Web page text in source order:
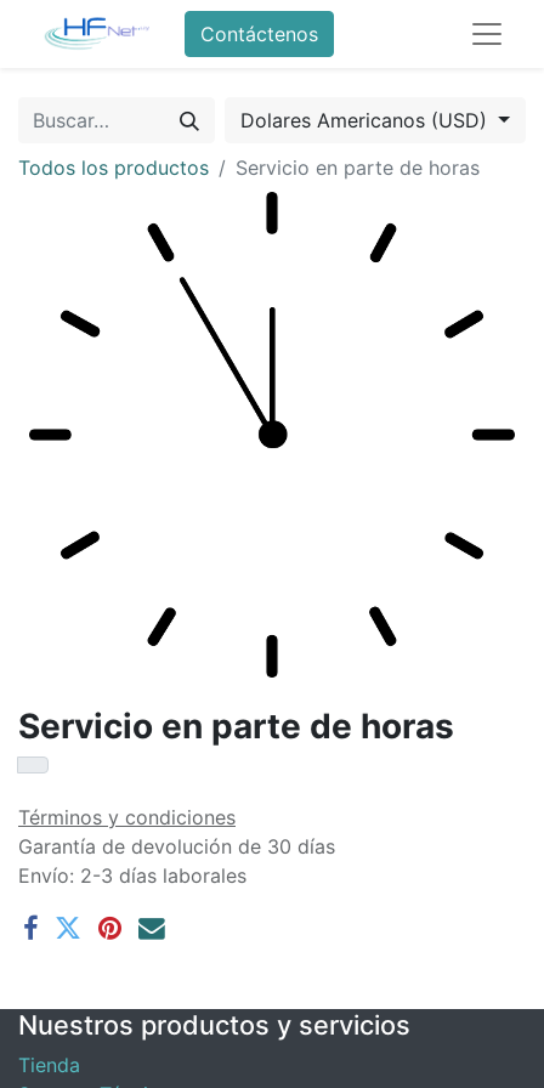
Contáctenos
Dolares Americanos (USD)
Todos los productos
Servicio en parte de horas
Servicio en parte de horas
Términos y condiciones
Garantía de devolución de 30 días
Envío: 2-3 días laborales
Nuestros productos y servicios
Tienda